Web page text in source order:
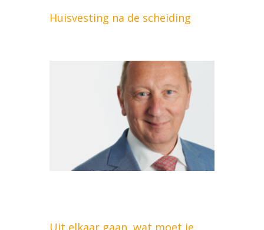
Huisvesting na de scheiding
Uit elkaar gaan, wat moet je